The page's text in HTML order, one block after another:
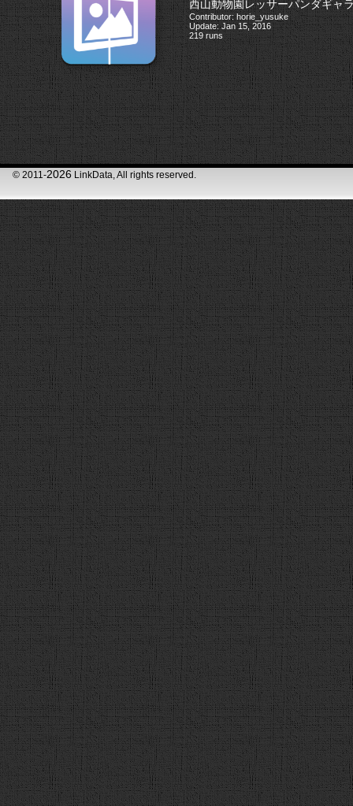
西山動物園レッサーパンダギャ
Contributor: horie_yusuke
Update: Jan 15, 2016
219 runs
© 2011-2026 LinkData, All rights reserved.